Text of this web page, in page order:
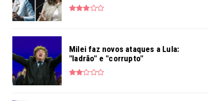
Milei faz novos ataques a Lula:
"ladrão" e "corrupto"